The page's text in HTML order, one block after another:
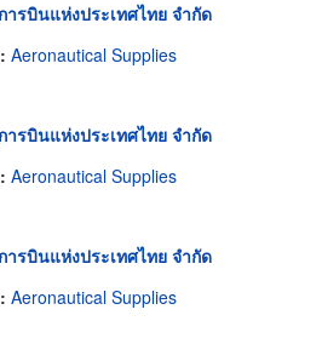
รบินแห่งประเทศไทย จำกัด
Aeronautical Supplies
รบินแห่งประเทศไทย จำกัด
Aeronautical Supplies
รบินแห่งประเทศไทย จำกัด
Aeronautical Supplies